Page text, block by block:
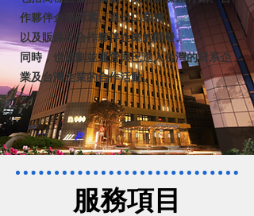
作夥伴企業篩選、進出口業務、
以及販路和合作夥伴企業的開發。
同時，也策劃並運營與已進入台灣的日系企
業及台灣企業的合作活動。
服務項目